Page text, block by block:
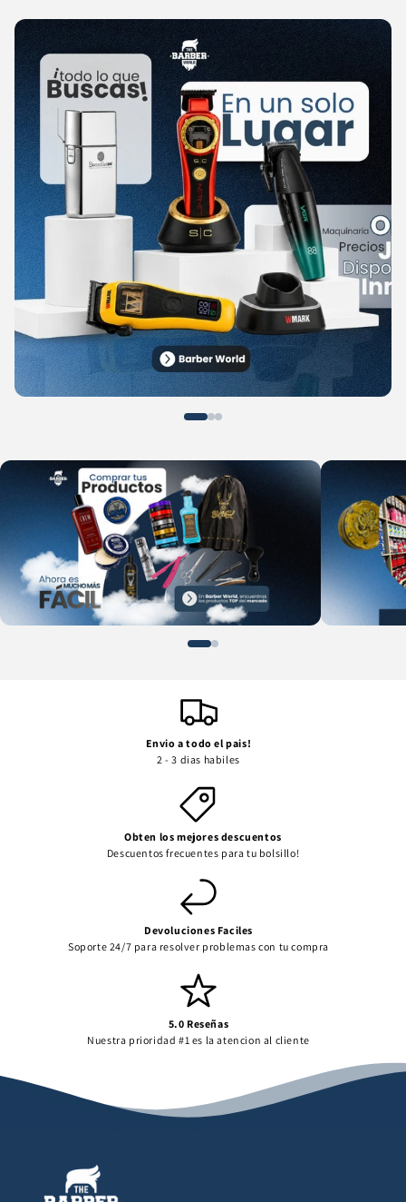
Envio a todo el pais!
2 - 3 dias habiles
Obten los mejores descuentos
Descuentos frecuentes para tu bolsillo!
Devoluciones Faciles
Soporte 24/7 para resolver problemas con tu compra
5.0 Reseñas
Nuestra prioridad #1 es la atencion al cliente